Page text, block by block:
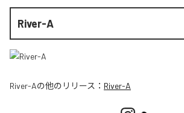
River-A
River-Aの他のリリース： River-A